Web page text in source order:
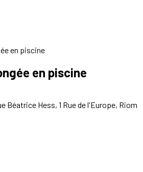
en piscine
en piscine
Béatrice Hess, 1 Rue de l'Europe, Riom